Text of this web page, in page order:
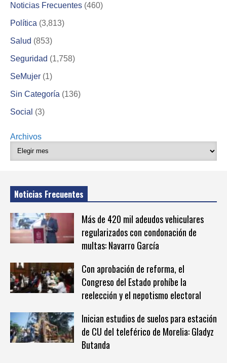
Noticias Frecuentes (460)
Política (3,813)
Salud (853)
Seguridad (1,758)
SeMujer (1)
Sin Categoría (136)
Social (3)
Archivos
Noticias Frecuentes
Más de 420 mil adeudos vehiculares
regularizados con condonación de
multas: Navarro García
Con aprobación de reforma, el
Congreso del Estado prohíbe la
reelección y el nepotismo electoral
Inician estudios de suelos para estación
de CU del teleférico de Morelia: Gladyz
Butanda